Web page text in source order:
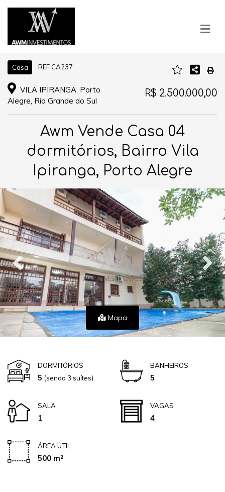
Casa REF CA237
VILA IPIRANGA, Porto
Alegre, Rio Grande do Sul
R$ 2.500.000,00
Awm Vende Casa 04
dormitórios, Bairro Vila
Ipiranga, Porto Alegre
Mapa
DORMITÓRIOS
5 (sendo 3 suítes)
BANHEIROS
5
SALA
1
VAGAS
4
ÁREA ÚTIL
500 m²